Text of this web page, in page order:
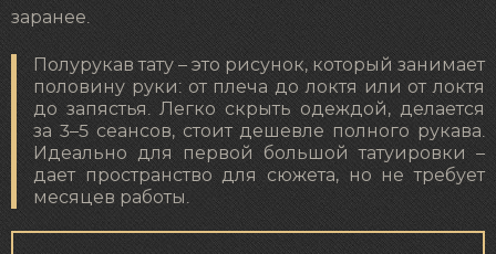
заранее.
Полурукав тату – это рисунок, который занимает
половину руки: от плеча до локтя или от локтя
до запястья. Легко скрыть одеждой, делается
за 3–5 сеансов, стоит дешевле полного рукава.
Идеально для первой большой татуировки –
дает пространство для сюжета, но не требует
месяцев работы.